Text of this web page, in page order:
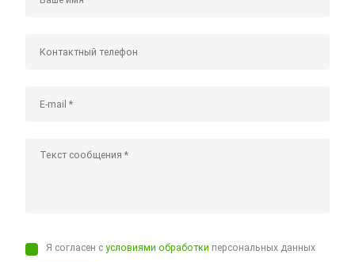
Я согласен сусловиями обработки персональных данных